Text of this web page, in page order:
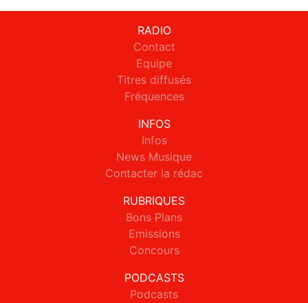
RADIO
Contact
Equipe
Titres diffusés
Fréquences
INFOS
Infos
News Musique
Contacter la rédac
RUBRIQUES
Bons Plans
Emissions
Concours
PODCASTS
Podcasts